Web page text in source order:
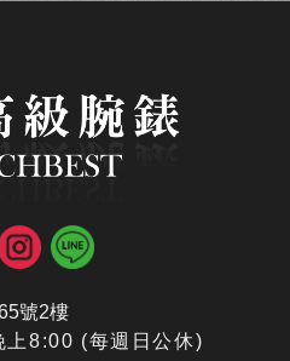
號2樓
上8:00 (每週日公休)